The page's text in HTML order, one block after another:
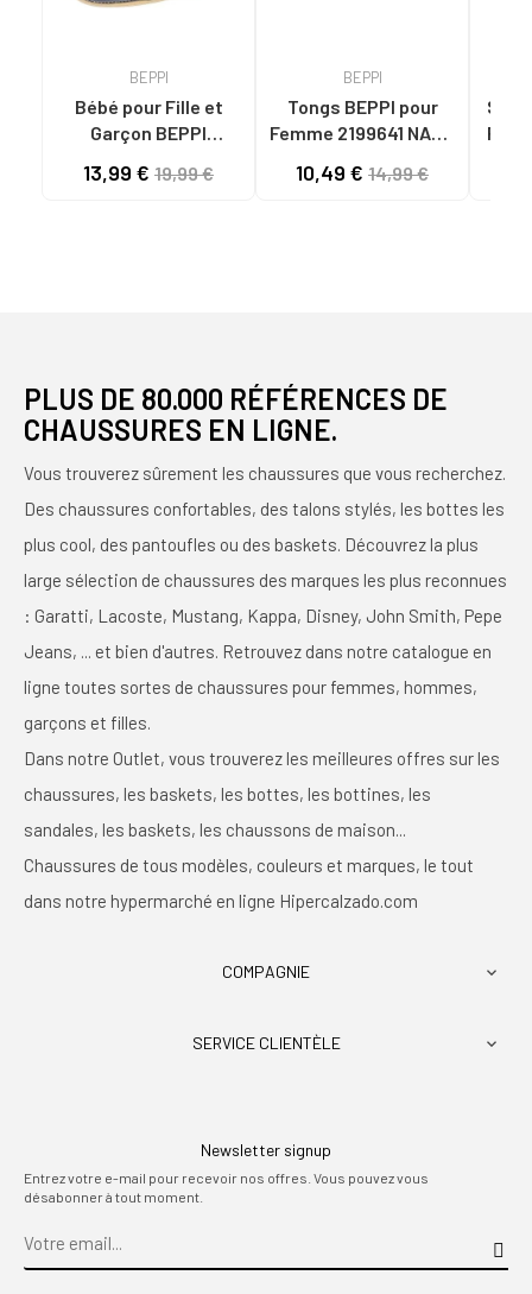
BEPPI
Bébé pour Fille et
Garçon BEPPI
13,99 € 19,99 €
BEPPI
Tongs BEPPI pour
Femme 2199641 NAVY
10,49 € 14,99 €
PLUS DE 80.000 RÉFÉRENCES DE
CHAUSSURES EN LIGNE.
Vous trouverez sûrement les chaussures que vous recherchez.
Des chaussures confortables, des talons stylés, les bottes les
plus cool, des pantoufles ou des baskets. Découvrez la plus
large sélection de chaussures des marques les plus reconnues
: Garatti, Lacoste, Mustang, Kappa, Disney, John Smith, Pepe
Jeans, ... et bien d'autres. Retrouvez dans notre catalogue en
ligne toutes sortes de chaussures pour femmes, hommes,
garçons et filles.
Dans notre Outlet, vous trouverez les meilleures offres sur les
chaussures, les baskets, les bottes, les bottines, les
sandales, les baskets, les chaussons de maison...
Chaussures de tous modèles, couleurs et marques, le tout
dans notre hypermarché en ligne Hipercalzado.com
COMPAGNIE 
SERVICE CLIENTÈLE 
Newsletter signup
Entrez votre e-mail pour recevoir nos offres. Vous pouvez vous
désabonner à tout moment.